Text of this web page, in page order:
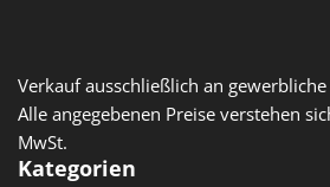
Verkauf ausschließlich an
Alle angegebenen Preise verstehen
MwSt.
Kategorien